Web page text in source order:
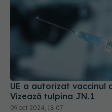
UE a autorizat vaccinul
Vizează tulpina JN.1
09 oct 2024, 18:07